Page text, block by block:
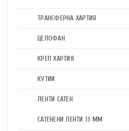
ТРАНСФЕРНА ХАРТИЯ
ЦЕЛОФАН
КРЕП ХАРТИЯ
КУТИИ
ЛЕНТИ САТЕН
САТЕНЕНИ ЛЕНТИ 13 ММ